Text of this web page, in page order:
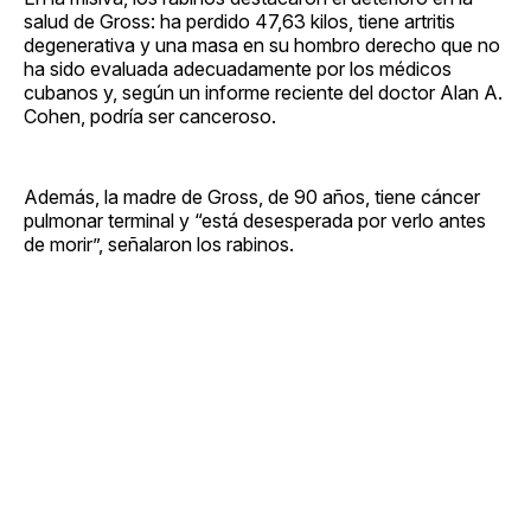
salud de Gross: ha perdido 47,63 kilos, tiene artritis
degenerativa y una masa en su hombro derecho que no
ha sido evaluada adecuadamente por los médicos
cubanos y, según un informe reciente del doctor Alan A.
Cohen, podría ser canceroso.
Además, la madre de Gross, de 90 años, tiene cáncer
pulmonar terminal y “está desesperada por verlo antes
de morir”, señalaron los rabinos.